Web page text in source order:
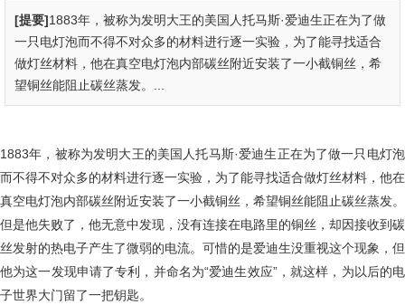
[提要]1883年，被称为发明大王的美国人托马斯·爱迪生正在为了做
一只电灯泡而不得不对众多的材料进行逐一实验，为了能寻找适合
做灯丝材料，他在真空电灯泡内部碳丝附近安装了一小截铜丝，希
望铜丝能阻止碳丝蒸发。...
1883年，被称为发明大王的美国人托马斯·爱迪生正在为了做一只电灯泡
而不得不对众多的材料进行逐一实验，为了能寻找适合做灯丝材料，他在
真空电灯泡内部碳丝附近安装了一小截铜丝，希望铜丝能阻止碳丝蒸发。
但是他失败了，他无意中发现，没有连接在电路里的铜丝，却因接收到碳
丝发射的热电子产生了微弱的电流。可惜的是爱迪生没重视这个现象，但
他为这一发现申请了专利，并命名为“爱迪生效应”，就这样，为以后的电
子世界大门留了一把钥匙。